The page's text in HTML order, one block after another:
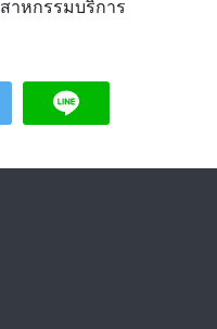
าหกรรมบริการ